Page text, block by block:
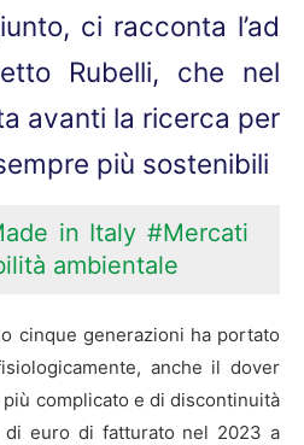
ci racconta l’ad
Rubelli, che nel
avanti la ricerca per
più sostenibili
in Italy #Mercati
ambientale
cinque generazioni ha portato
anche il dover
complicato e di discontinuità
euro di fatturato nel 2023 a